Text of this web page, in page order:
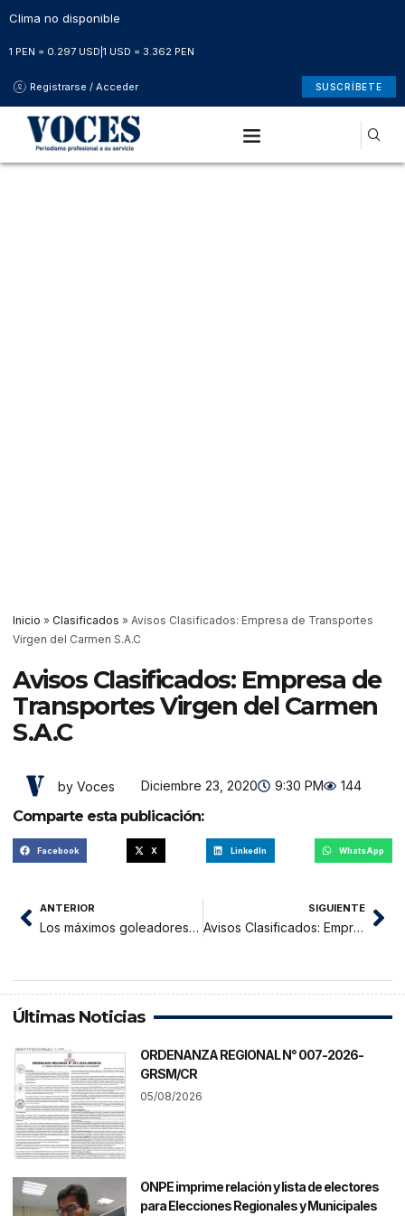
Clima no disponible
1 PEN = 0.297 USD 1 USD = 3.362 PEN
Registrarse / Acceder SUSCRÍBETE
Inicio » Clasificados » Avisos Clasificados: Empresa de Transportes
Virgen del Carmen S.A.C
Avisos Clasificados: Empresa de
Transportes Virgen del Carmen
S.A.C
by Voces Diciembre 23, 2020 9:30 PM 144
Comparte esta publicación:
Facebook X LinkedIn WhatsApp
ANTERIOR
Los máximos goleadores en la historia de la Copa América
SIGUIENTE
Avisos Clasificados: Empresa de Turismo, Turismo y Yurimaguas
Últimas Noticias
ORDENANZA REGIONAL N° 007-2026-
GRSM/CR
05/08/2026
ONPE imprime relación y lista de electores
para Elecciones Regionales y Municipales